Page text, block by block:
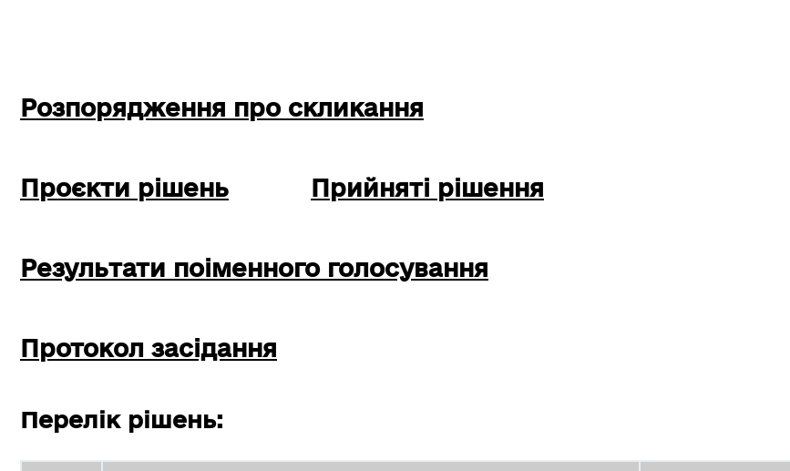
Розпорядження про скликання
Проєкти рішень Прийняті рішення
Результати поіменного голосування
Протокол засідання
Перелік рішень: